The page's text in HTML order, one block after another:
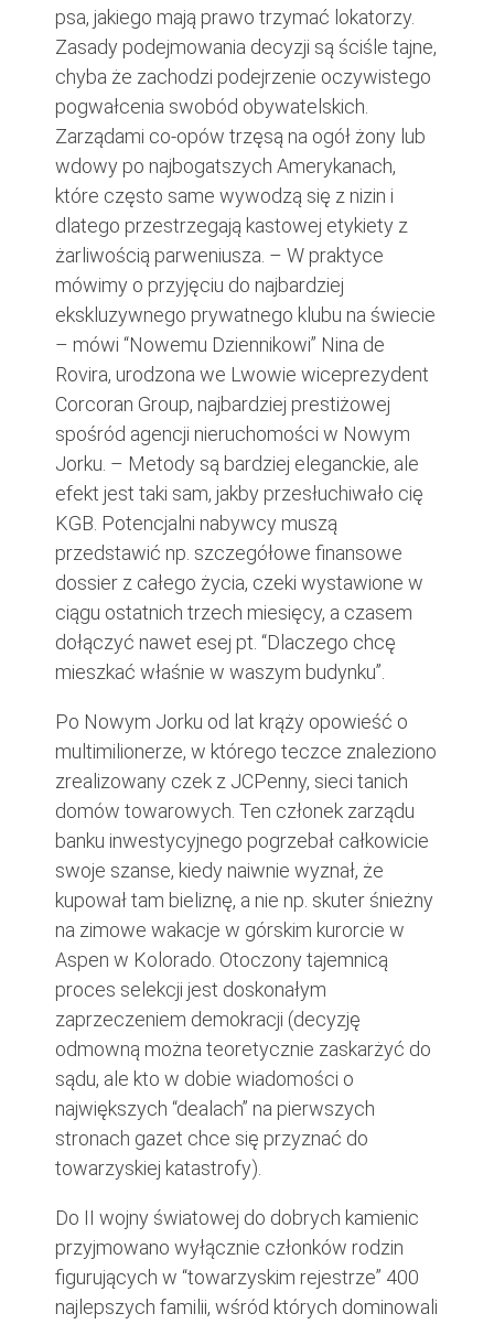
psa, jakiego mają prawo trzymać lokatorzy.
Zasady podejmowania decyzji są ściśle tajne,
chyba że zachodzi podejrzenie oczywistego
pogwałcenia swobód obywatelskich.
Zarządami co-opów trzęsą na ogół żony lub
wdowy po najbogatszych Amerykanach,
które często same wywodzą się z nizin i
dlatego przestrzegają kastowej etykiety z
żarliwością parweniusza. – W praktyce
mówimy o przyjęciu do najbardziej
ekskluzywnego prywatnego klubu na świecie
– mówi “Nowemu Dziennikowi” Nina de
Rovira, urodzona we Lwowie wiceprezydent
Corcoran Group, najbardziej prestiżowej
spośród agencji nieruchomości w Nowym
Jorku. – Metody są bardziej eleganckie, ale
efekt jest taki sam, jakby przesłuchiwało cię
KGB. Potencjalni nabywcy muszą
przedstawić np. szczegółowe finansowe
dossier z całego życia, czeki wystawione w
ciągu ostatnich trzech miesięcy, a czasem
dołączyć nawet esej pt. “Dlaczego chcę
mieszkać właśnie w waszym budynku”.
Po Nowym Jorku od lat krąży opowieść o
multimilionerze, w którego teczce znaleziono
zrealizowany czek z JCPenny, sieci tanich
domów towarowych. Ten członek zarządu
banku inwestycyjnego pogrzebał całkowicie
swoje szanse, kiedy naiwnie wyznał, że
kupował tam bieliznę, a nie np. skuter śnieżny
na zimowe wakacje w górskim kurorcie w
Aspen w Kolorado. Otoczony tajemnicą
proces selekcji jest doskonałym
zaprzeczeniem demokracji (decyzję
odmowną można teoretycznie zaskarżyć do
sądu, ale kto w dobie wiadomości o
największych “dealach” na pierwszych
stronach gazet chce się przyznać do
towarzyskiej katastrofy).
Do II wojny światowej do dobrych kamienic
przyjmowano wyłącznie członków rodzin
figurujących w “towarzyskim rejestrze” 400
najlepszych familii, wśród których dominowali